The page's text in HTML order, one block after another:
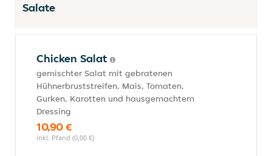
Salate
Chicken Salat
gemischter Salat mit gebratenen
Hühnerbruststreifen, Mais, Tomaten,
Gurken, Karotten und hausgemachtem
Dressing
10,90 €
inkl. Pfand (0,00 €)